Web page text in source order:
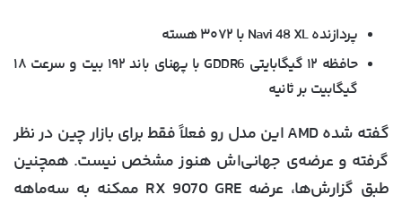
پردازندهNavi 48 XL با ۳۰۷۲ هسته
حافظه ۱۲ گیگابایتی GDDR6 با پهنای باند ۱۹۲ بیت و سرعت ۱۸
گیگابیت بر ثانیه
گفته شده AMD این مدل رو فعلاً فقط برای بازار چین در نظر
گرفته و عرضه‌ی جهانی‌اش هنوز مشخص نیست. همچنین
طبق گزارش‌ها، عرضه RX 9070 GRE ممکنه به
سه‌ماهه